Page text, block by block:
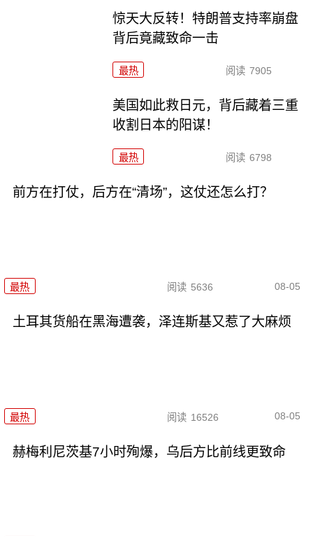
惊天大反转！特朗普支持率崩盘
背后竟藏致命一击
最热 阅读 7905
美国如此救日元，背后藏着三重
收割日本的阳谋！
最热 阅读 6798
前方在打仗，后方在“清场”，这仗还怎么打？
最热 阅读 5636 08-05
土耳其货船在黑海遭袭，泽连斯基又惹了大麻烦
最热 阅读 16526 08-05
赫梅利尼茨基7小时殉爆，乌后方比前线更致命